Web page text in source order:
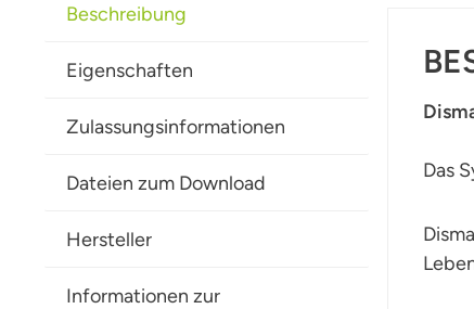
Beschreibung
Eigenschaften
Zulassungsinformationen
Dateien zum Download
Hersteller
Informationen zur
Das